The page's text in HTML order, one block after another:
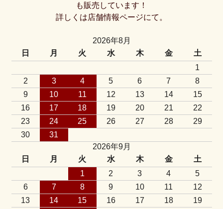
も販売しています！
詳しくは店舗情報ページにて。
2026年8月
日
月 火 水 木 金
土
1
2
3 4 5 6 7
8
9
10 11 12 13 14
15
16
17 18 19 20 21
22
23
24 25 26 27 28
29
30
31
2026年9月
日
月 火 水 木 金
土
1
2 3 4
5
6
7 8 9 10 11
12
13
14 15 16 17 18
19